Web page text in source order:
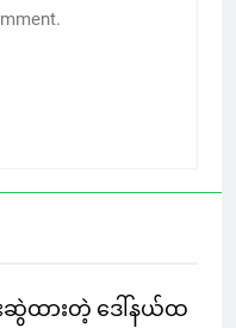
ေးဆွဲထားတဲ့ ဒေါ်နယ်ထ